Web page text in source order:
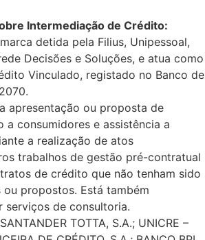
Intermediação de Crédito:
detida pela Filius, Unipessoal,
Decisões e Soluções, e atua como
Vinculado, registado no Banco de
apresentação ou proposta de
consumidores e assistência a
a realização de atos
trabalhos de gestão pré-contratual
de crédito que não tenham sido
propostos. Está também
serviços de consultoria.
TOTTA, S.A.; UNICRE –